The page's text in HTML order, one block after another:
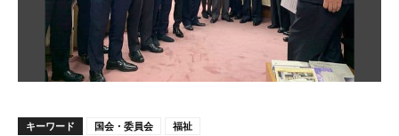
キーワード 国会・委員会 福祉